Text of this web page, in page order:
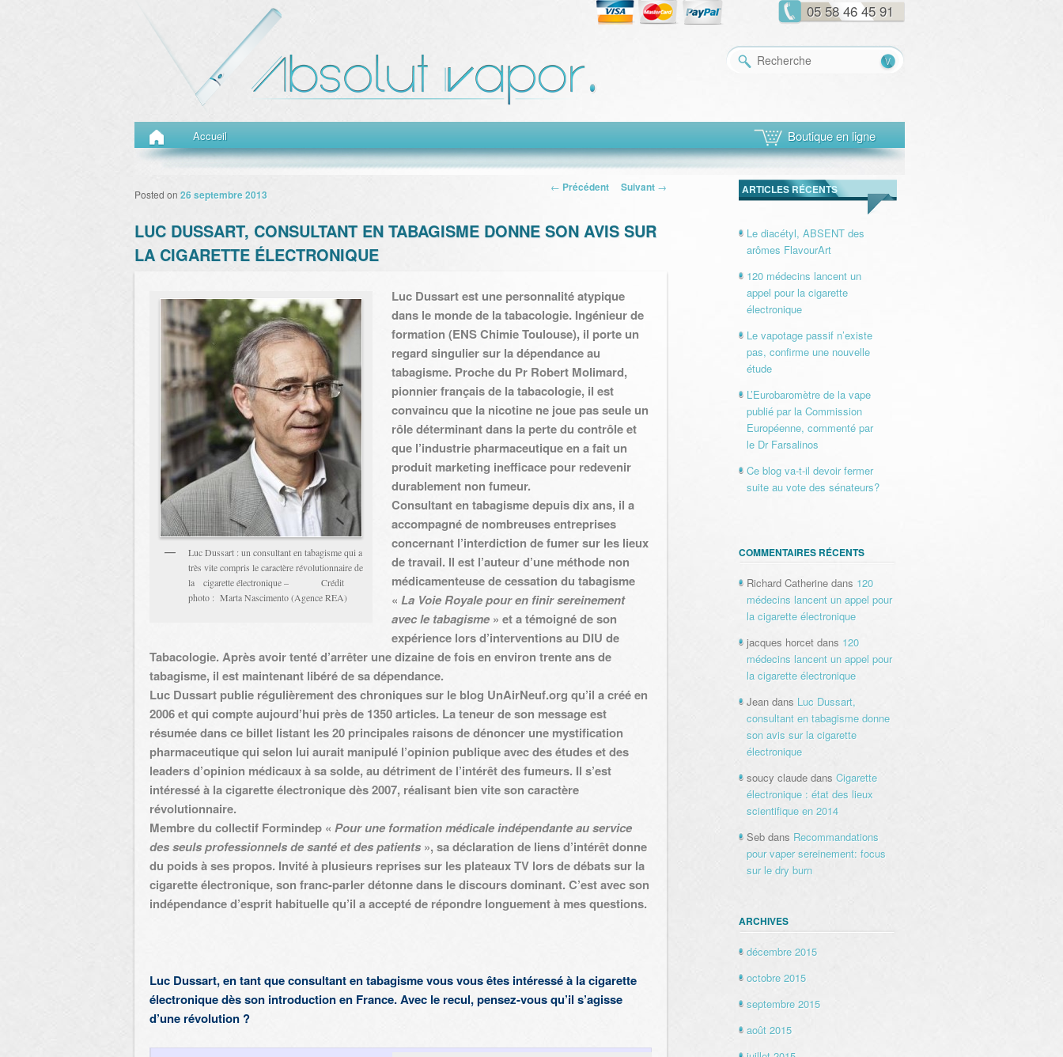
05 58 46 45 91
Menu principal
Aller au contenu principal
Aller au contenu secondaire
Accueil Boutique en ligne
Navigation des
← Précédent Suivant →
LUC DUSSART, CONSULTANT EN TABAGISME DONNE SON AVIS SUR
LA CIGARETTE ÉLECTRONIQUE
Posted on 26 septembre 2013
Luc Dussart : un consultant en tabagisme qui a
très vite compris le caractère révolutionnaire de
la cigarette électronique – Crédit
photo : Marta Nascimento (Agence REA)
Luc Dussart est une personnalité atypique
dans le monde de la tabacologie. Ingénieur de
formation (ENS Chimie Toulouse), il porte un
regard singulier sur la dépendance au
tabagisme. Proche du Pr Robert Molimard,
pionnier français de la tabacologie, il est
convaincu que la nicotine ne joue pas seule un
rôle déterminant dans la perte du contrôle et
que l’industrie pharmaceutique en a fait un
produit marketing inefficace pour redevenir
durablement non fumeur.
Consultant en tabagisme depuis dix ans, il a
accompagné de nombreuses entreprises
concernant l’interdiction de fumer sur les lieux
de travail. Il est l’auteur d’une méthode non
médicamenteuse de cessation du tabagisme
« La Voie Royale pour en finir sereinement
avec le tabagisme» et a témoigné de son
expérience lors d’interventions au DIU de
Tabacologie. Après avoir tenté d’arrêter une dizaine de fois en environ trente ans de
tabagisme, il est maintenant libéré de sa dépendance.
Luc Dussart publie régulièrement des chroniques sur le blog UnAirNeuf.org qu’il a créé en
2006 et qui compte aujourd’hui près de 1350 articles. La teneur de son message est
résumée dansce billetlistant les 20 principales raisons de dénoncer une mystification
pharmaceutique qui selon lui aurait manipulé l’opinion publique avec des études et des
leaders d’opinion médicaux à sa solde, au détriment de l’intérêt des fumeurs. Il s’est
intéressé à la cigarette électronique dès 2007, réalisant bien vite son caractère
révolutionnaire.
Membre du collectif Formindep « Pour une formation médicale indépendante au service
des seuls professionnels de santé et des patients», sadéclaration de liens d’intérêtdonne
du poids à ses propos. Invité à plusieurs reprises sur les plateaux TV lors de débats sur la
cigarette électronique, son franc-parler détonne dans le discours dominant. C’est avec son
indépendance d’esprit habituelle qu’il a accepté de répondre longuement à mes questions.
Luc Dussart, en tant que consultant en tabagisme vous vous êtes intéressé à la cigarette
électronique dès son introduction en France. Avec le recul, pensez-vous qu’il s’agisse
d’une révolution ?
ARTICLES RÉCENTS
Le diacétyl, ABSENT des
arômes FlavourArt
120 médecins lancent un
appel pour la cigarette
électronique
Le vapotage passif n’existe
pas, confirme une nouvelle
étude
L’Eurobaromètre de la vape
publié par la Commission
Européenne, commenté par
le Dr Farsalinos
Ce blog va-t-il devoir fermer
suite au vote des sénateurs?
COMMENTAIRES RÉCENTS
Richard Catherinedans 120
médecins lancent un appel pour
la cigarette électronique
jacques horcetdans 120
médecins lancent un appel pour
la cigarette électronique
Jeandans Luc Dussart,
consultant en tabagisme donne
son avis sur la cigarette
électronique
soucy claudedans Cigarette
électronique : état des lieux
scientifique en 2014
Sebdans Recommandations
pour vaper sereinement: focus
sur le dry burn
ARCHIVES
décembre 2015
octobre 2015
septembre 2015
août 2015